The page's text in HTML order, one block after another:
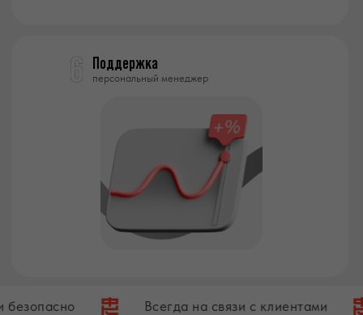
Поддержка
персональный менеджер
Всегда на связи с клиентами